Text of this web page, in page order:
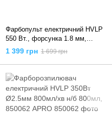
Фарбопульт електричний HVLP
550 Вт., форсунка 1.8 мм,
бачок 800мл, 400 мл/хв, DT-
5055 INTERTOOL
1 399 грн 1 699 грн